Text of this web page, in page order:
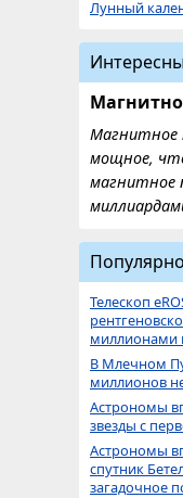
Лунный
Магнитное
мощное,
магнитное
Телескоп
миллионами
В Млечном
миллионов
Астрономы
звезды с
Астрономы
спутник
загадочное